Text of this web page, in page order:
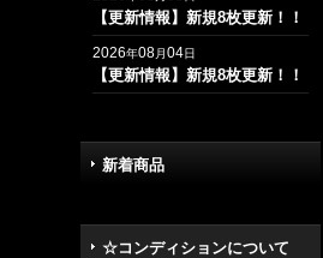
【更新情報】新規8枚更新！！
2026年08月04日
【更新情報】新規8枚更新！！
新着商品
☆コンディションについて